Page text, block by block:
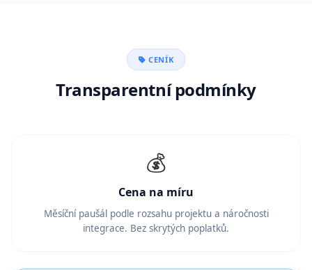
CENÍK
Transparentní podmínky
💰
Cena na míru
Měsíční paušál podle rozsahu projektu a náročnosti
integrace. Bez skrytých poplatků.